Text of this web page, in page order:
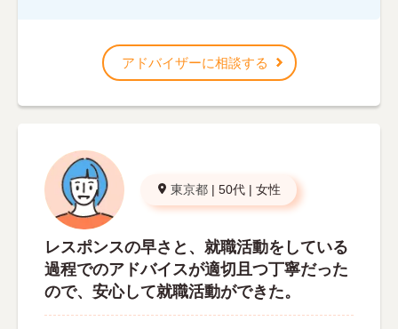
アドバイザーに相談する
東京都 | 50代 | 女性
レスポンスの早さと、就職活動をしている
過程でのアドバイスが適切且つ丁寧だった
ので、安心して就職活動ができた。